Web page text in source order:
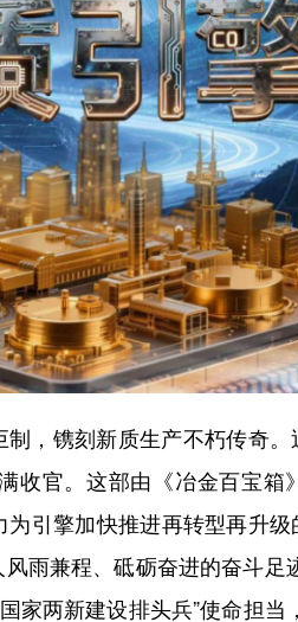
，镌刻新质生产不朽传奇
收官。这部由《冶金百宝箱
引擎加快推进再转型再升
雨兼程、砥砺奋进的奋斗足
家两新建设排头兵”使命担当